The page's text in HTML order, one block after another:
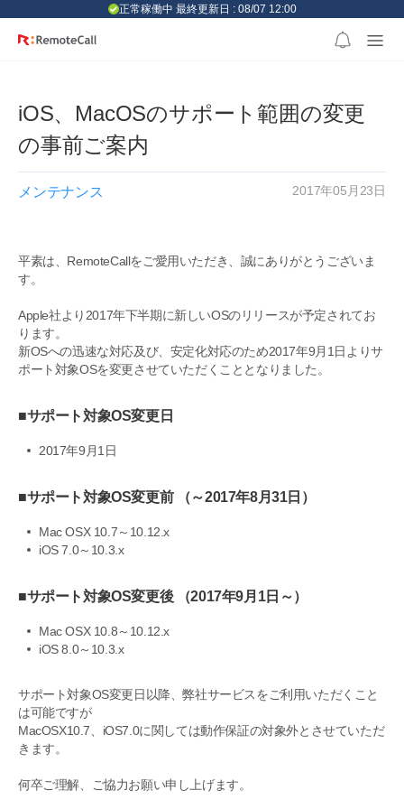
正常稼働中 最終更新日 : 08/07 12:00
iOS、MacOSのサポート範囲の変更
の事前ご案内
メンテナンス 2017年05月23日
平素は、RemoteCallをご愛用いただき、誠にありがとうございま
す。
Apple社より2017年下半期に新しいOSのリリースが予定されてお
ります。
新OSへの迅速な対応及び、安定化対応のため2017年9月1日よりサ
ポート対象OSを変更させていただくこととなりました。
■サポート対象OS変更日
2017年9月1日
■サポート対象OS変更前 （～2017年8月31日）
Mac OSX 10.7～10.12.x
iOS 7.0～10.3.x
■サポート対象OS変更後 （2017年9月1日～）
Mac OSX 10.8～10.12.x
iOS 8.0～10.3.x
サポート対象OS変更日以降、弊社サービスをご利用いただくこと
は可能ですが
MacOSX10.7、iOS7.0に関しては動作保証の対象外とさせていただ
きます。
何卒ご理解、ご協力お願い申し上げます。